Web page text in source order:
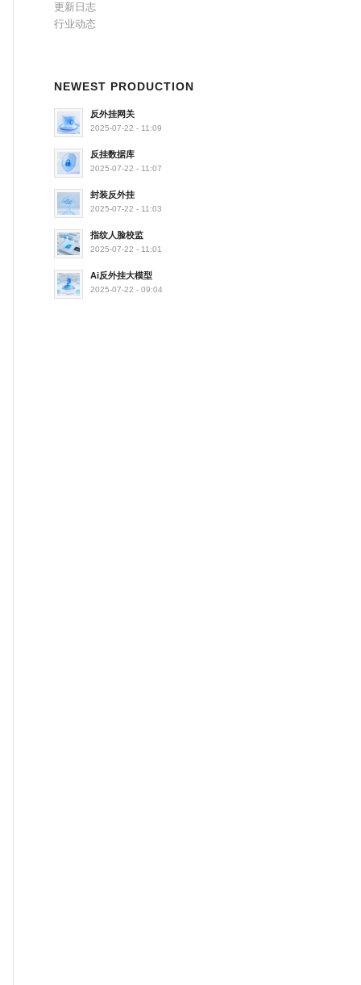
更新日志
行业动态
NEWEST PRODUCTION
反外挂网关
2025-07-22 - 11:09
反挂数据库
2025-07-22 - 11:07
封装反外挂
2025-07-22 - 11:03
指纹人脸校监
2025-07-22 - 11:01
Ai反外挂大模型
2025-07-22 - 09:04